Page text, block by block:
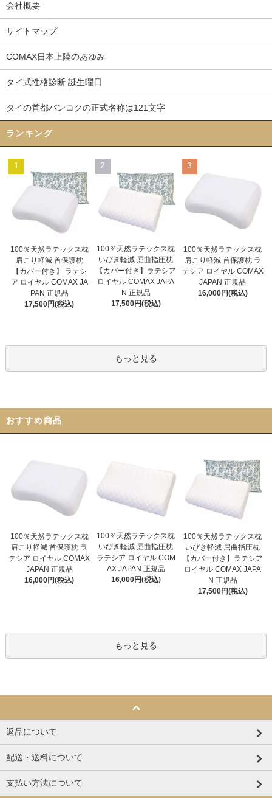
会社概要
サイトマップ
COMAX日本上陸のあゆみ
タイ式性格診断 誕生曜日
タイの首都バンコクの正式名称は121文字
ランキング
1
100％天然ラテックス枕
肩こり軽減 首保護枕
【カバー付き】 ラテシ
ア ロイヤル COMAX JA
PAN 正規品
17,500円(税込)
2
100％天然ラテックス枕
いびき軽減 屈曲指圧枕
【カバー付き】ラテシア
ロイヤル COMAX JAPA
N 正規品
17,500円(税込)
3
100％天然ラテックス枕
肩こり軽減 首保護枕 ラ
テシア ロイヤル COMAX
JAPAN 正規品
16,000円(税込)
もっと見る
おすすめ商品
100％天然ラテックス枕
肩こり軽減 首保護枕 ラ
テシア ロイヤル COMAX
JAPAN 正規品
16,000円(税込)
100％天然ラテックス枕
いびき軽減 屈曲指圧枕
ラテシア ロイヤル COM
AX JAPAN 正規品
16,000円(税込)
100％天然ラテックス枕
いびき軽減 屈曲指圧枕
【カバー付き】ラテシア
ロイヤル COMAX JAPA
N 正規品
17,500円(税込)
もっと見る
返品について
配送・送料について
支払い方法について